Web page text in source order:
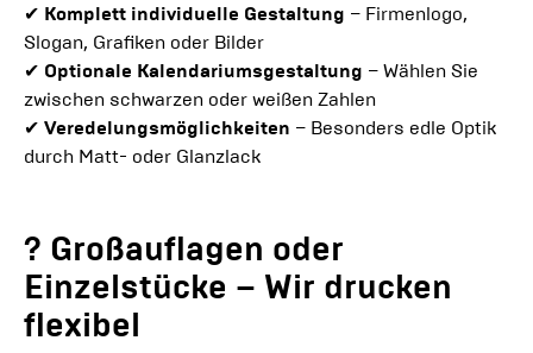
✔ Komplett individuelle Gestaltung – Firmenlogo,
Slogan, Grafiken oder Bilder
✔ Optionale Kalendariumsgestaltung – Wählen Sie
zwischen schwarzen oder weißen Zahlen
✔ Veredelungsmöglichkeiten – Besonders edle Optik
durch Matt- oder Glanzlack
? Großauflagen oder
Einzelstücke – Wir drucken
flexibel